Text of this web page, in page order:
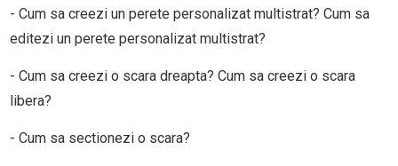
- Cum sa creezi un perete personalizat multistrat? Cum sa
editezi un perete personalizat multistrat?
- Cum sa creezi o scara dreapta? Cum sa creezi o scara
libera?
- Cum sa sectionezi o scara?